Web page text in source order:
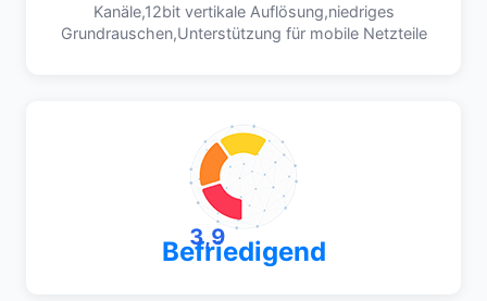
Kanäle,12bit vertikale Auflösung,niedriges
Grundrauschen,Unterstützung für mobile Netzteile
3,9
Befriedigend